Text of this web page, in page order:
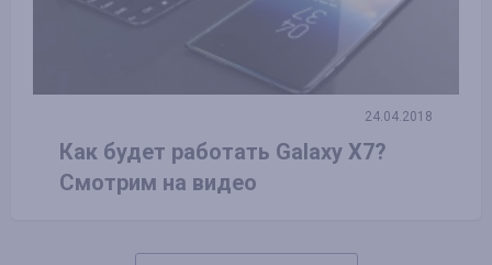
24.04.2018
Как будет работать Galaxy X7?
Смотрим на видео